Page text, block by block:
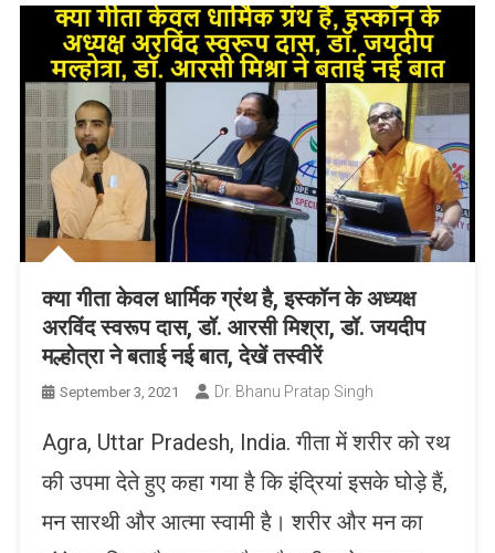
क्या गीता केवल धार्मिक ग्रंथ है, इस्कॉन के अध्यक्ष
अरविंद स्वरूप दास, डॉ. आरसी मिश्रा, डॉ. जयदीप
मल्होत्रा ने बताई नई बात, देखें तस्वीरें
September 3, 2021 Dr. Bhanu Pratap Singh
Agra, Uttar Pradesh, India. गीता में शरीर को रथ
की उपमा देते हुए कहा गया है कि इंद्रियां इसके घोड़े हैं,
मन सारथी और आत्मा स्वामी है। शरीर और मन का